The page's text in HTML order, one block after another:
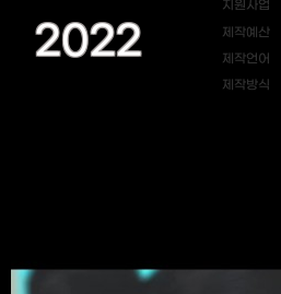
2022
지원사업
제작예산
제작언어
제작방식